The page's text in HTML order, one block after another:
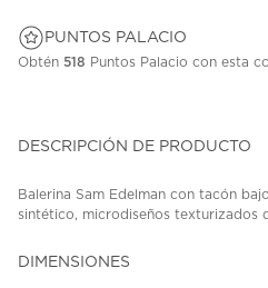
PUNTOS PALACIO
Obtén 518 Puntos Palacio con esta
DESCRIPCIÓN DE PRODUCTO
Balerina Sam Edelman con tacón
sintético, microdiseños texturizados
DIMENSIONES